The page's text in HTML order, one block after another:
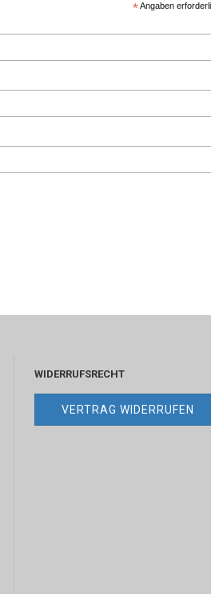
*Angaben
WIDERRUFSRECHT
VERTRAG WIDERRUFEN